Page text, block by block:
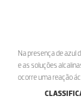
Na presença de azul
e as soluções
ocorre uma reação